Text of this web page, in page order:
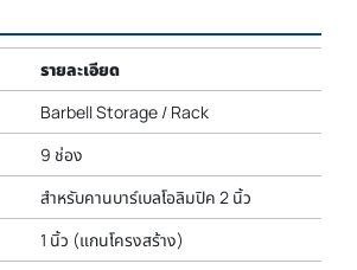
รายละเอียด
Barbell Storage / Rack
9 ช่อง
สำหรับคานบาร์เบลโอลิมปิค 2 นิ้ว
1 นิ้ว (แกนโครงสร้าง)